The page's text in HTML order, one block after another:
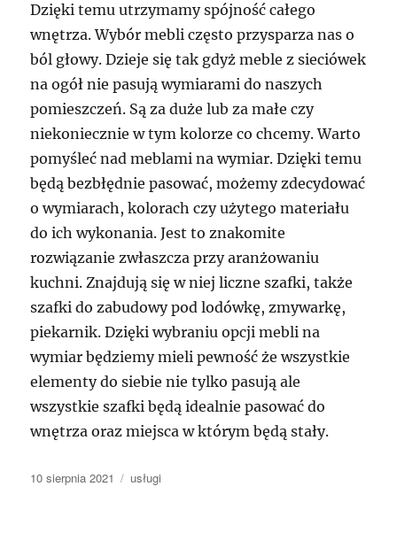
Dzięki temu utrzymamy spójność całego
wnętrza. Wybór mebli często przysparza nas o
ból głowy. Dzieje się tak gdyż meble z sieciówek
na ogół nie pasują wymiarami do naszych
pomieszczeń. Są za duże lub za małe czy
niekoniecznie w tym kolorze co chcemy. Warto
pomyśleć nad meblami na wymiar. Dzięki temu
będą bezbłędnie pasować, możemy zdecydować
o wymiarach, kolorach czy użytego materiału
do ich wykonania. Jest to znakomite
rozwiązanie zwłaszcza przy aranżowaniu
kuchni. Znajdują się w niej liczne szafki, także
szafki do zabudowy pod lodówkę, zmywarkę,
piekarnik. Dzięki wybraniu opcji mebli na
wymiar będziemy mieli pewność że wszystkie
elementy do siebie nie tylko pasują ale
wszystkie szafki będą idealnie pasować do
wnętrza oraz miejsca w którym będą stały.
Data
10 sierpnia 2021 Kategorie
usługi